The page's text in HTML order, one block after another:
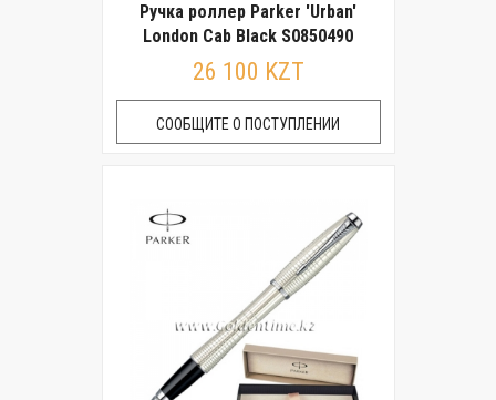
Ручка роллер Parker 'Urban'
London Cab Black S0850490
26 100 KZT
СООБЩИТЕ О ПОСТУПЛЕНИИ